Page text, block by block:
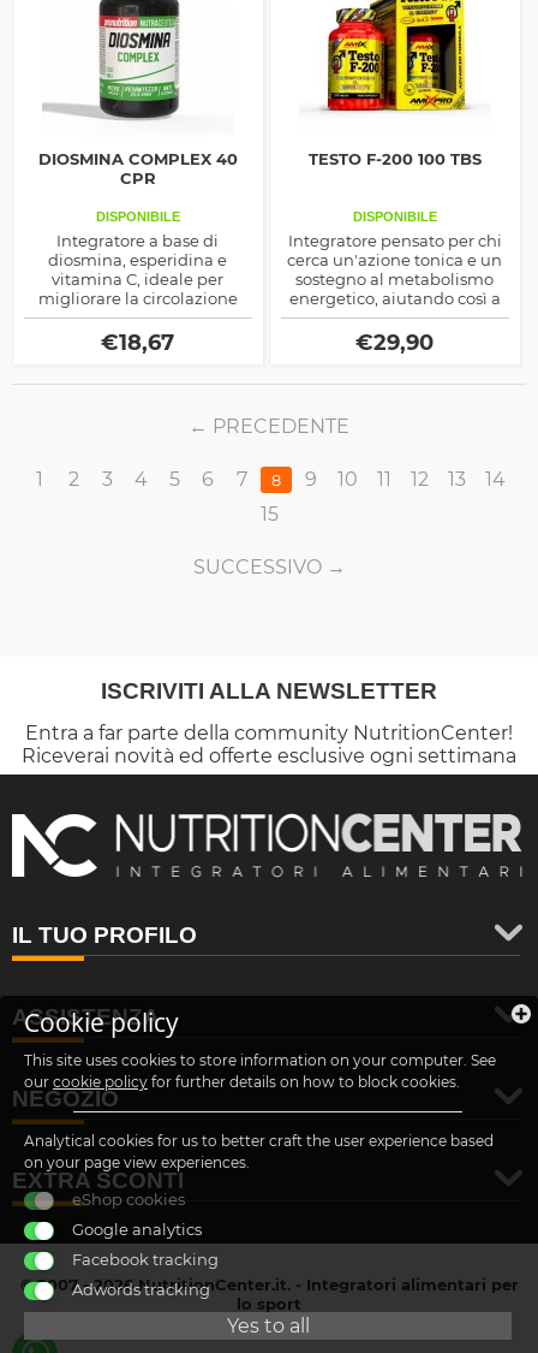
DIOSMINA COMPLEX 40
CPR
DISPONIBILE
Integratore a base di
diosmina, esperidina e
vitamina C, ideale per
migliorare la circolazione
venosa, rinforzare le pareti
capillari e contrastare la
sensazione di gambe
€18,67
TESTO F-200 100 TBS
DISPONIBILE
Integratore pensato per chi
cerca un'azione tonica e un
sostegno al metabolismo
energetico, aiutando così a
mantenere livelli di energia
ottimali durante le attività
quotidiane e sportive.
€29,90
PRECEDENTE
1 2 3 4 5 6 7 8 9 10 11 12 13
14
15
SUCCESSIVO
ISCRIVITI ALLA NEWSLETTER
Entra a far parte della community NutritionCenter!
Riceverai novità ed offerte esclusive ogni settimana
IL TUO PROFILO
ASSISTENZA
NEGOZIO
EXTRA SCONTI
© 2007 - 2026 NutritionCenter.it. - Integratori alimentari per
lo sport
customer@nutritioncenter.it
Cookie policy
This site uses cookies to store information on your computer. See
our cookie policy for further details on how to block cookies.
Analytical cookies for us to better craft the user experience based
on your page view experiences.
eShop cookies
Google analytics
Facebook tracking
Adwords tracking
Yes to all